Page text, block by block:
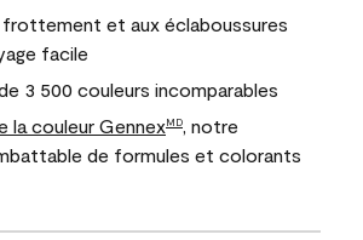
frottement et aux éclaboussures
facile
3 500 couleurs incomparables
la couleur GennexMD
, notre
de formules et colorants